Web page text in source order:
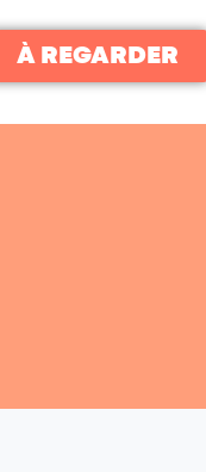
À REGARDER